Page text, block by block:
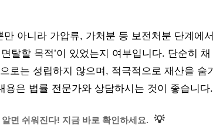
아니라 가압류, 가처분 등 보전처분 단계에서
탈할 목적’이 있었는지 여부입니다. 단순히 채
로는 성립하지 않으며, 적극적으로 재산을 숨기
은 법률 전문가와 상담하시는 것이 좋습니다.
면 쉬워진다! 지금 바로 확인하세요. 💡